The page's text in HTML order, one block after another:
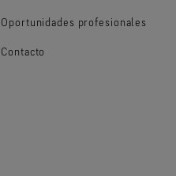
Oportunidades profesionales
Contacto